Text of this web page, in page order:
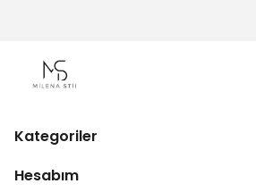
Kategoriler
Hesabım